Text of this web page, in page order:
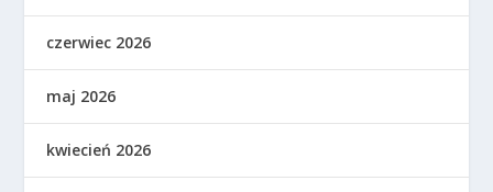
czerwiec 2026
maj 2026
kwiecień 2026